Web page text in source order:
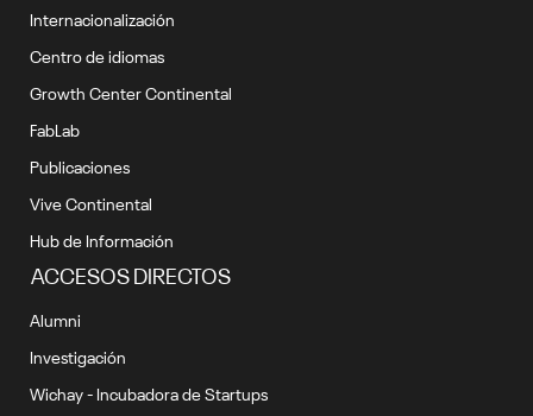
Internacionalización
Centro de idiomas
Growth Center Continental
FabLab
Publicaciones
Vive Continental
Hub de Información
ACCESOS DIRECTOS
Alumni
Investigación
Wichay - Incubadora de Startups